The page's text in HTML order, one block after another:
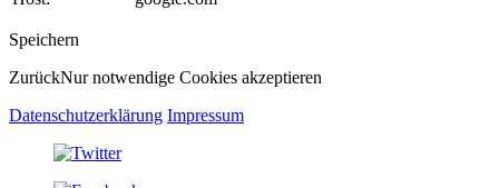
Speichern
ZurückNur notwendige Cookies akzeptieren
Datenschutzerklärung Impressum